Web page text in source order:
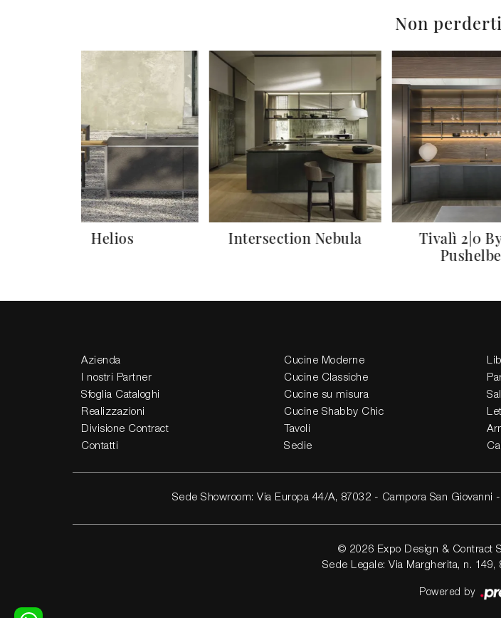
Non
Helios Intersection Nebula
Tivalì 2|0
Azienda
I nostri Partner
Sfoglia Cataloghi
Realizzazioni
Divisione Contract
Contatti
Cucine Moderne
Cucine Classiche
Cucine su misura
Cucine Shabby Chic
Tavoli
Sedie
Sede Showroom: Via Europa 44/A, 87032 - Campora San Giovanni
© 2026 Expo Design & Contract
Sede Legale: Via Margherita, n. 149,
Powered by